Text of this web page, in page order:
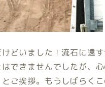
どいました！流石に遠
できませんでしたが、
とご挨拶。もうしばらく